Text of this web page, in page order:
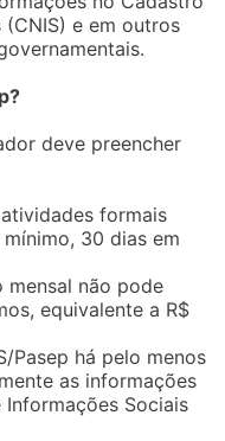
e em outros
deve preencher
formais
30 dias em
mensal não pode
equivalente a R$
Pasep há pelo menos
as informações
Sociais